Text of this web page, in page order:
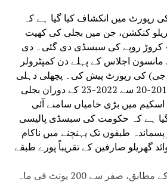
نے تمام لوگوں سے کہا کہ وہ
دیانتداری، حساسیت اور لگن کے
ساتھ ادا کریں۔میئر پرویش واہی نے کہا کہ 187 تقرریوں سے
امید اور معاشی استحکام آیا ہے۔ انہوں
نے بتایا کہ 49 میں سے 31 تقرریاں خواتین کی ہیں۔ 268
دیگر تقرریوں کے لیے عمل جاری ہے، اور 168 آسامیوں کے لیے
بھیج دی گئی ہیں۔ ایم ٹی
کو ہمدردی کی بنیاد پر تقرری
جا رہا ہے۔
رپورٹ میں انکشاف کیا گیا ہے کہ
کنکشن، جن میں بجلی کی کھپت
نہیں ہے، کو بھی 42.26 کروڑ روپے کی سبسڈی دی گئی۔ دی
اجلاس کے پہلے دن کمپٹرولر
جی) کی رپورٹ پیش کی۔ پچھلی دہلی
حکومت کے دور میں، 2019-20 سے 2022-23 کے دوران بجلی
میں بڑی خامیاں سامنے آئی
ہے کہ حکومت کی سبسڈی پالیسی
طبقوں تک پہنچنے میں ناکام
گھریلو صارفین کے تقریباً پورے طبقے
سی اے جی کی رپورٹ کے مطابق، صفر سے 200 یونٹ فی ماہ